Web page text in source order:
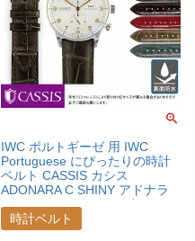
IWC ポルトギーゼ 用 IWC
Portuguese にぴったりの時計
ベルト CASSIS カシス
ADONARA C SHINY アドナラ
シー シャイニー アリゲーター
ワニ革 時計ベルト
U0036B68IWCPTS
時計ベルト